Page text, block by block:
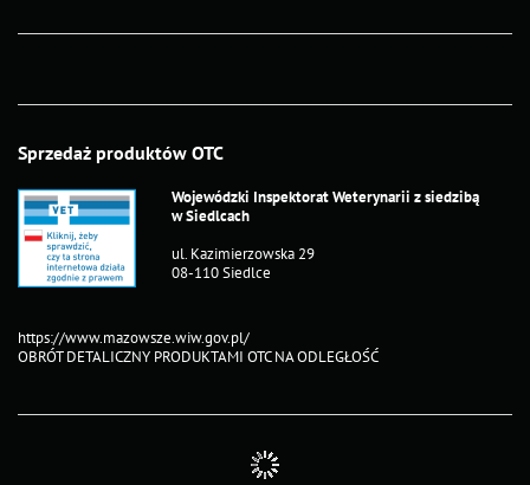
Sprzedaż produktów OTC
Wojewódzki Inspektorat Weterynarii z siedzibą
w Siedlcach
ul. Kazimierzowska 29
08-110 Siedlce
https://www.mazowsze.wiw.gov.pl/
OBRÓT DETALICZNY PRODUKTAMI OTC NA ODLEGŁOŚĆ